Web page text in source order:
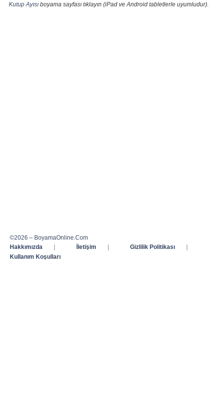
Kutup Ayısı boyama sayfası tıklayın (iPad ve Android tabletlerle uyumludur).
©2026 – BoyamaOnline.Com
Hakkımızda
| İletişim | Gizlilik Politikası
|
Kullanım Koşulları